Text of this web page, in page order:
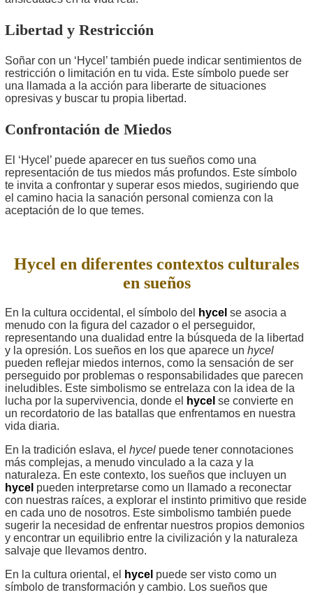
Libertad y Restricción
Soñar con un ‘Hycel’ también puede indicar sentimientos de
restricción o limitación en tu vida. Este símbolo puede ser
una llamada a la acción para liberarte de situaciones
opresivas y buscar tu propia libertad.
Confrontación de Miedos
El ‘Hycel’ puede aparecer en tus sueños como una
representación de tus miedos más profundos. Este símbolo
te invita a confrontar y superar esos miedos, sugiriendo que
el camino hacia la sanación personal comienza con la
aceptación de lo que temes.
Hycel en diferentes contextos culturales
en sueños
En la cultura occidental, el símbolo del hycel se asocia a
menudo con la figura del cazador o el perseguidor,
representando una dualidad entre la búsqueda de la libertad
y la opresión. Los sueños en los que aparece un hycel
pueden reflejar miedos internos, como la sensación de ser
perseguido por problemas o responsabilidades que parecen
ineludibles. Este simbolismo se entrelaza con la idea de la
lucha por la supervivencia, donde el
hycel se convierte en
un recordatorio de las batallas que enfrentamos en nuestra
vida diaria.
En la tradición eslava, el hycel puede tener connotaciones
más complejas, a menudo vinculado a la caza y la
naturaleza. En este contexto, los sueños que incluyen un
hycel pueden interpretarse como un llamado a reconectar
con nuestras raíces, a explorar el instinto primitivo que reside
en cada uno de nosotros. Este simbolismo también puede
sugerir la necesidad de enfrentar nuestros propios demonios
y encontrar un equilibrio entre la civilización y la naturaleza
salvaje que llevamos dentro.
En la cultura oriental, el
hycel puede ser visto como un
símbolo de transformación y cambio. Los sueños que